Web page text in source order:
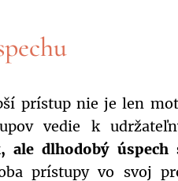
prístup nie je len
vedie k
ale dlhodobý
prístupy vo svoj